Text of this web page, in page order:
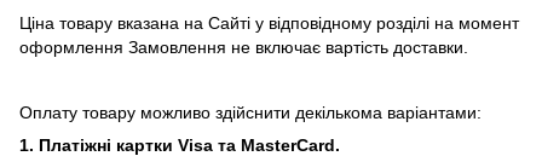
Ціна товару вказана на Сайті у відповідному розділі на момент
оформлення Замовлення не включає вартість доставки.
Оплату товару можливо здійснити декількома варіантами:
1. Платіжні картки Visa та MasterCard.